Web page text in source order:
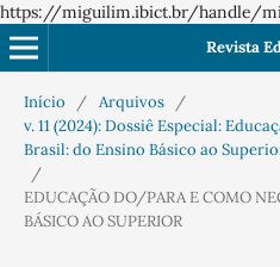
https://miguilim.ibict.br/handle/
Revista
Início / Arquivos
/
v. 11 (2024): Dossiê Especial:
Brasil: do Ensino Básico ao
/
EDUCAÇÃO DO/PARA E COMO
BÁSICO AO SUPERIOR